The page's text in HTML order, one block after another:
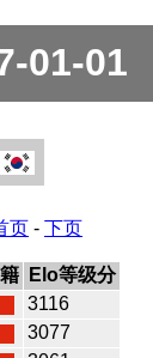
01-01
页 - 下页
Elo等级分
3116
3077